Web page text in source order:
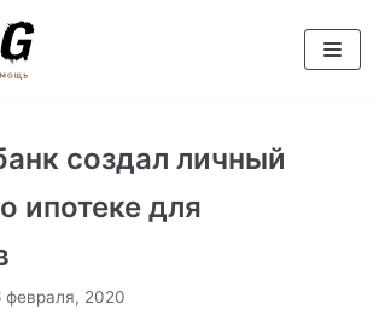
создал личный
ипотеке для
февраля, 2020